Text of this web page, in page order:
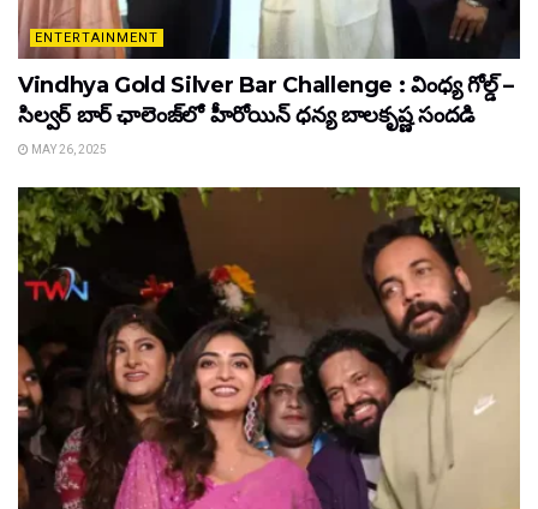
ENTERTAINMENT
Vindhya Gold Silver Bar Challenge : వింధ్య గోల్డ్ –
సిల్వర్ బార్ ఛాలెంజ్‌లో హీరోయిన్ ధ‌న్య బాల‌కృష్ణ‌ సందడి
MAY 26, 2025